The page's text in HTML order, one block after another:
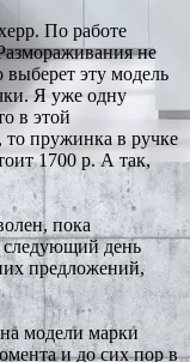
По работе
не
эту модель
Я уже одну
в этой
то пружинка в ручке
1700 р. А так,
пока
следующий день
предложений,
модели марки
и до сих пор в